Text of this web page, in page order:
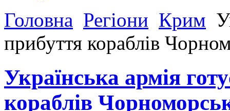
Головна Регіони Крим
прибуття кораблів
Українська армія
кораблів